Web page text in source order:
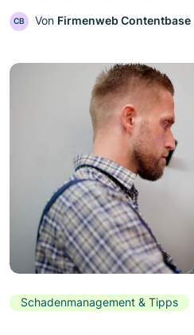
CB Von Firmenweb Contentbase
Schadenmanagement & Tipps